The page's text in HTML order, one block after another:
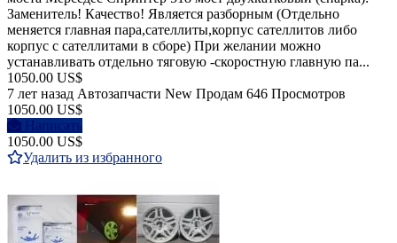
Заменитель! Качество! Является разборным (Отдельно
меняется главная пара,сателлиты,корпус сателлитов либо
корпус с сателлитами в сборе) При желании можно
устанавливать отдельно тяговую -скоростную главную па...
1050.00 US$
7 лет назад Автозапчасти New Продам 646 Просмотров
1050.00 US$
Написать
1050.00 US$
Удалить из избранного